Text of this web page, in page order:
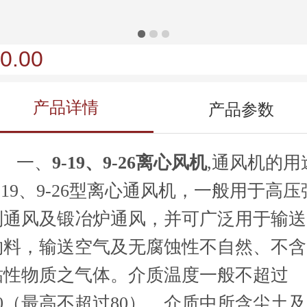
产品详情 产品参数
一、 9-19、9-26离心风机,通风机的用
、9-26型离心通风机，一般用于高压
风及锻冶炉通风，并可广泛用于输送
，输送空气及无腐蚀性不自然、不含
物质之气体。介质温度一般不超过